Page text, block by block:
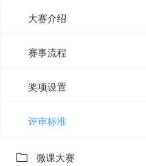
大赛介绍
赛事流程
奖项设置
评审标准
微课大赛